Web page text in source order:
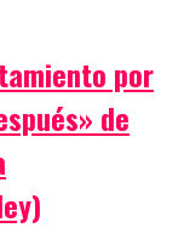
por
de